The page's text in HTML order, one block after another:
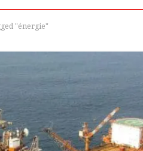
"énergie"